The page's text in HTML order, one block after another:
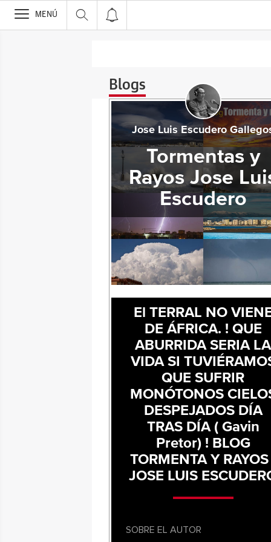
>
MENÚ
Blogs
Jose Luis Escudero
Tormentas y
Rayos Jose
Escudero
El TERRAL NO
DE ÁFRICA. ! QUE
ABURRIDA SERIA LA
VIDA SI
QUE SUFRIR
MONÓTONOS
DESPEJADOS DÍA
TRAS DÍA ( Gavin
Pretor) ! BLOG
TORMENTA Y
JOSE LUIS
SOBRE EL AUTOR